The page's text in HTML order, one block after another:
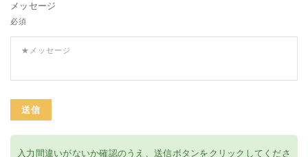
メッセージ
必須
送信
入力間違いがないか確認のうえ、送信ボタンをクリックしてくださ